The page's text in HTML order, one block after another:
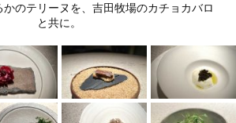
のテリーヌを、吉田牧場のカチョカバロ
と共に。